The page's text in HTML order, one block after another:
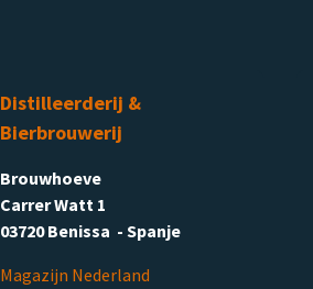
Distilleerderij &
Bierbrouwerij
Brouwhoeve
Carrer Watt 1
03720 Benissa - Spanje
Magazijn Nederland